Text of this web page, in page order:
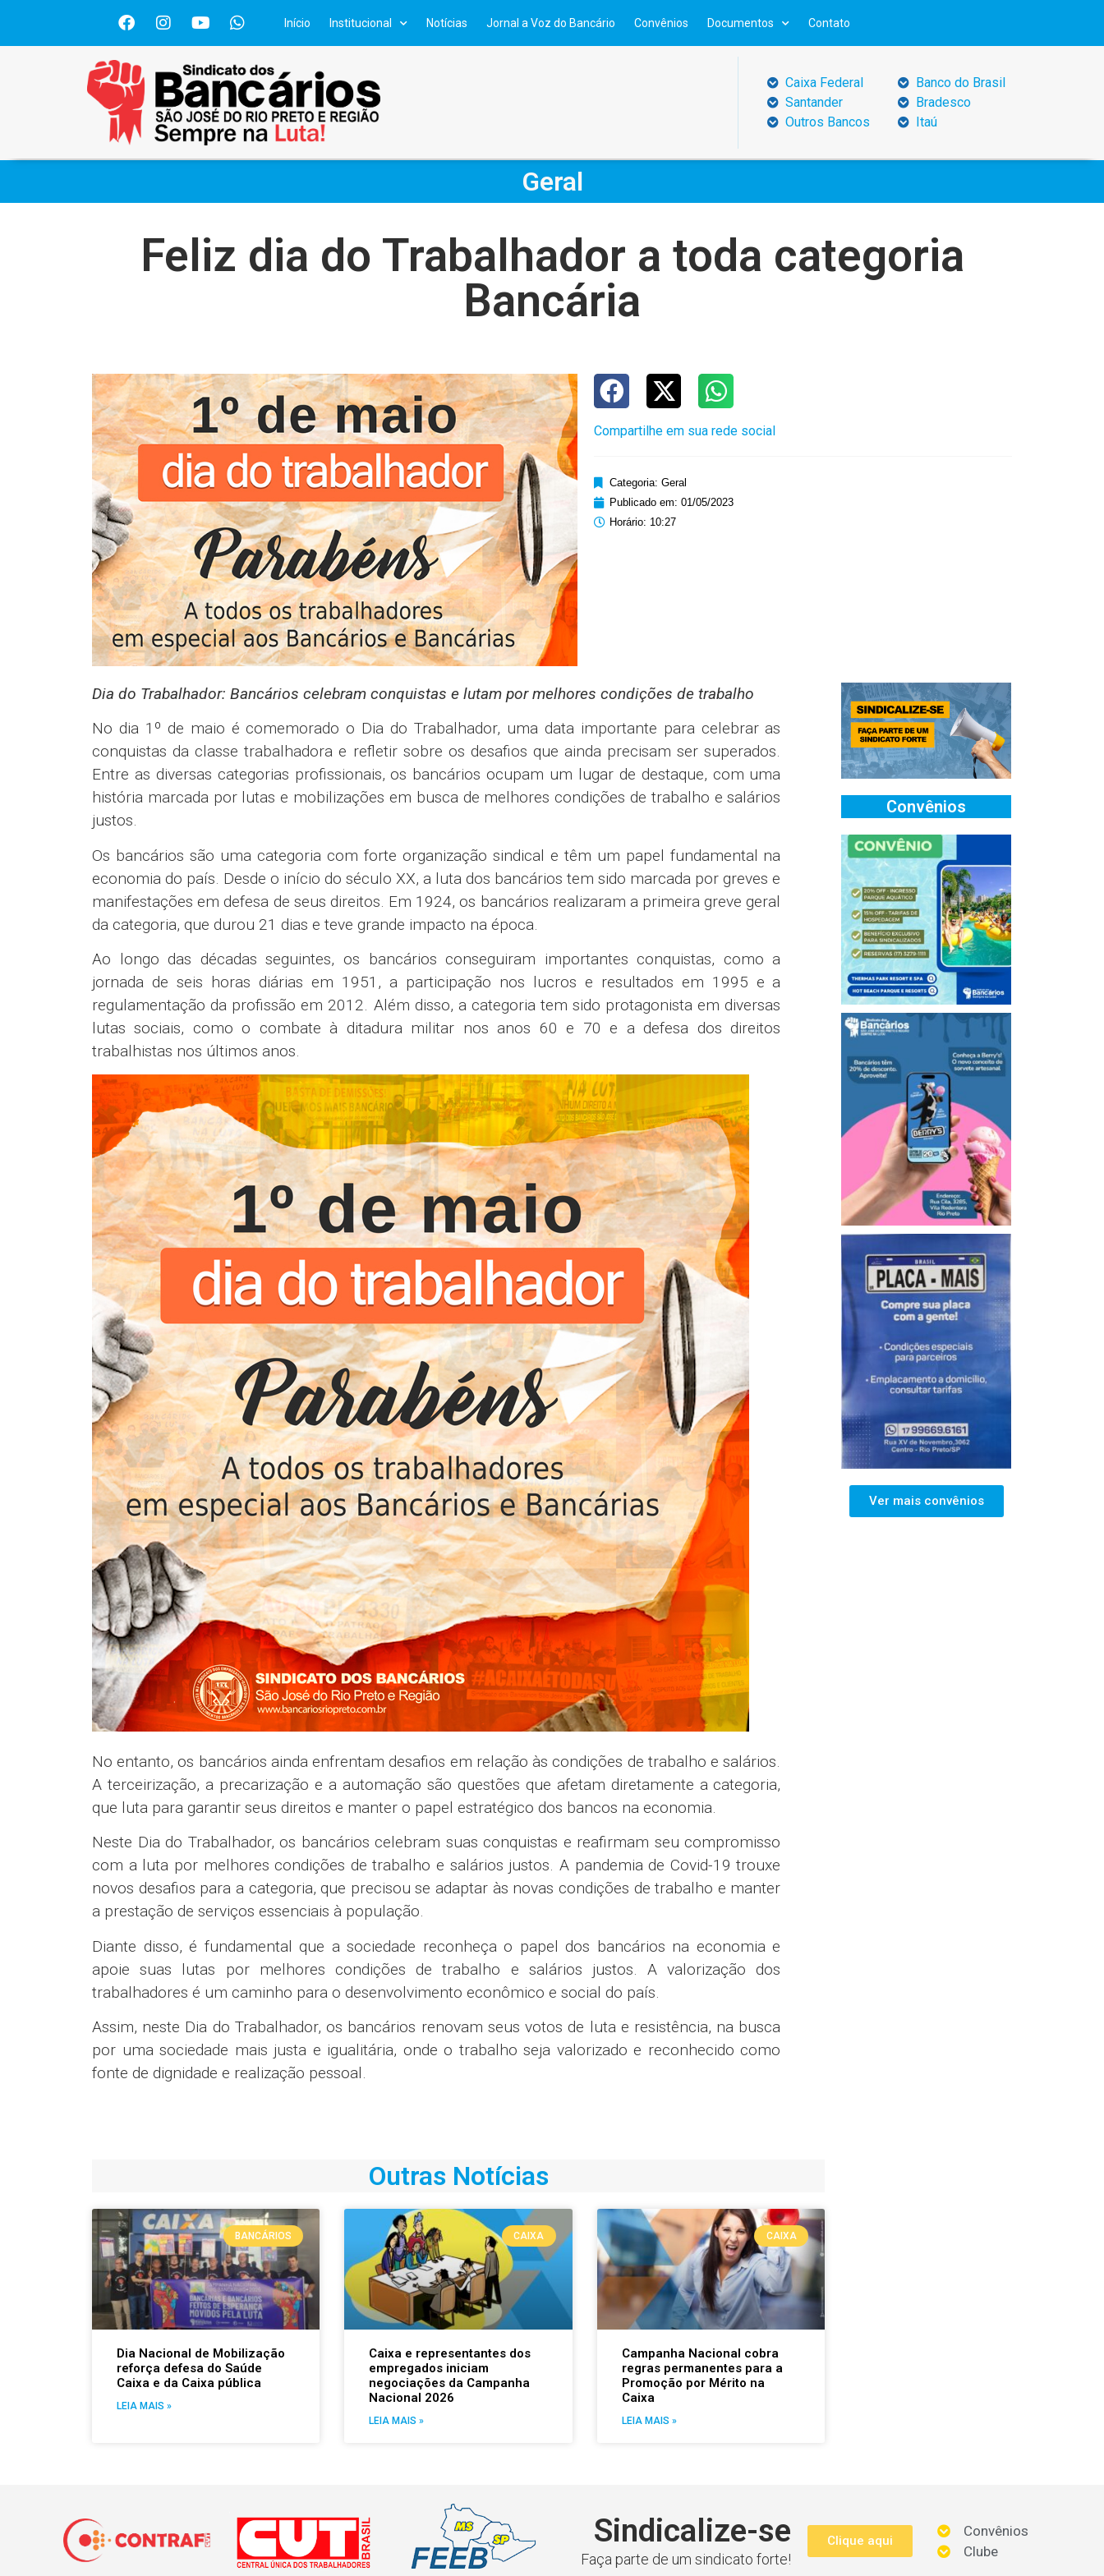
Início Institucional Notícias Jornal a Voz do Bancário Convênios Documentos Contato
Caixa Federal
Santander
Outros Bancos
Banco do Brasil
Bradesco
Itaú
Geral
Feliz dia do Trabalhador a toda categoria
Bancária
Compartilhe em sua rede social
Categoria: Geral
Publicado em: 01/05/2023
Horário: 10:27
Dia do Trabalhador: Bancários celebram conquistas e lutam por melhores condições de trabalho
No dia 1º de maio é comemorado o Dia do Trabalhador, uma data importante para celebrar as
conquistas da classe trabalhadora e refletir sobre os desafios que ainda precisam ser superados.
Entre as diversas categorias profissionais, os bancários ocupam um lugar de destaque, com uma
história marcada por lutas e mobilizações em busca de melhores condições de trabalho e salários
justos.
Os bancários são uma categoria com forte organização sindical e têm um papel fundamental na
economia do país. Desde o início do século XX, a luta dos bancários tem sido marcada por greves e
manifestações em defesa de seus direitos. Em 1924, os bancários realizaram a primeira greve geral
da categoria, que durou 21 dias e teve grande impacto na época.
Ao longo das décadas seguintes, os bancários conseguiram importantes conquistas, como a
jornada de seis horas diárias em 1951, a participação nos lucros e resultados em 1995 e a
regulamentação da profissão em 2012. Além disso, a categoria tem sido protagonista em diversas
lutas sociais, como o combate à ditadura militar nos anos 60 e 70 e a defesa dos direitos
trabalhistas nos últimos anos.
No entanto, os bancários ainda enfrentam desafios em relação às condições de trabalho e salários.
A terceirização, a precarização e a automação são questões que afetam diretamente a categoria,
que luta para garantir seus direitos e manter o papel estratégico dos bancos na economia.
Neste Dia do Trabalhador, os bancários celebram suas conquistas e reafirmam seu compromisso
com a luta por melhores condições de trabalho e salários justos. A pandemia de Covid-19 trouxe
novos desafios para a categoria, que precisou se adaptar às novas condições de trabalho e manter
a prestação de serviços essenciais à população.
Diante disso, é fundamental que a sociedade reconheça o papel dos bancários na economia e
apoie suas lutas por melhores condições de trabalho e salários justos. A valorização dos
trabalhadores é um caminho para o desenvolvimento econômico e social do país.
Assim, neste Dia do Trabalhador, os bancários renovam seus votos de luta e resistência, na busca
por uma sociedade mais justa e igualitária, onde o trabalho seja valorizado e reconhecido como
fonte de dignidade e realização pessoal.
Outras Notícias
BANCÁRIOS
Dia Nacional de Mobilização
reforça defesa do Saúde
Caixa e da Caixa pública
LEIA MAIS »
CAIXA
Caixa e representantes dos
empregados iniciam
negociações da Campanha
Nacional 2026
LEIA MAIS »
CAIXA
Campanha Nacional cobra
regras permanentes para a
Promoção por Mérito na
Caixa
LEIA MAIS »
Convênios
Ver mais convênios
Sindicalize-se
Faça parte de um sindicato forte!
Clique aqui
Convênios
Clube